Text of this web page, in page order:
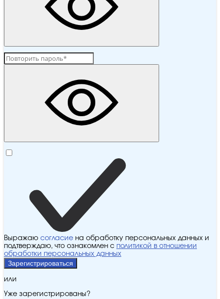
Выражаю согласие на обработку персональных данных и
подтверждаю, что ознакомлен с политикой в отношении
обработки персональных данных
Зарегистрироваться
или
Уже зарегистрированы?